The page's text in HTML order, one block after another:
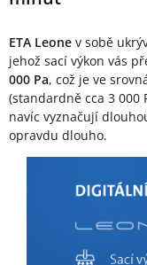
ETA Leone v sobě
jehož sací výkon vás
000 Pa, což je ve
(standardně cca 3 000
navíc vyznačují
opravdu dlouho.